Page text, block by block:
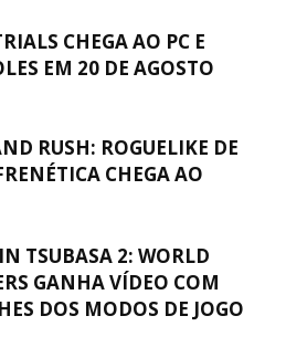
CHEGA AO PC E
EM 20 DE AGOSTO
RUSH: ROGUELIKE DE
CHEGA AO
TSUBASA 2: WORLD
GANHA VÍDEO COM
DOS MODOS DE JOGO